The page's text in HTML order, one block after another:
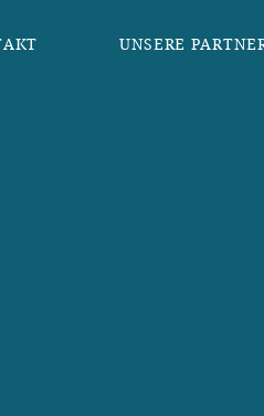
UNSERE